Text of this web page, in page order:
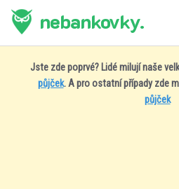
nebankovky.
Jste zde poprvé? Lidé milují naše
půjček. A pro ostatní případy zde
půjček